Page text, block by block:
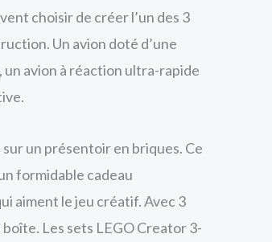
choisir de créer l’un des 3
Un avion doté d’une
avion à réaction ultra-rapide
un présentoir en briques. Ce
formidable cadeau
aiment le jeu créatif. Avec 3
Les sets LEGO Creator 3-